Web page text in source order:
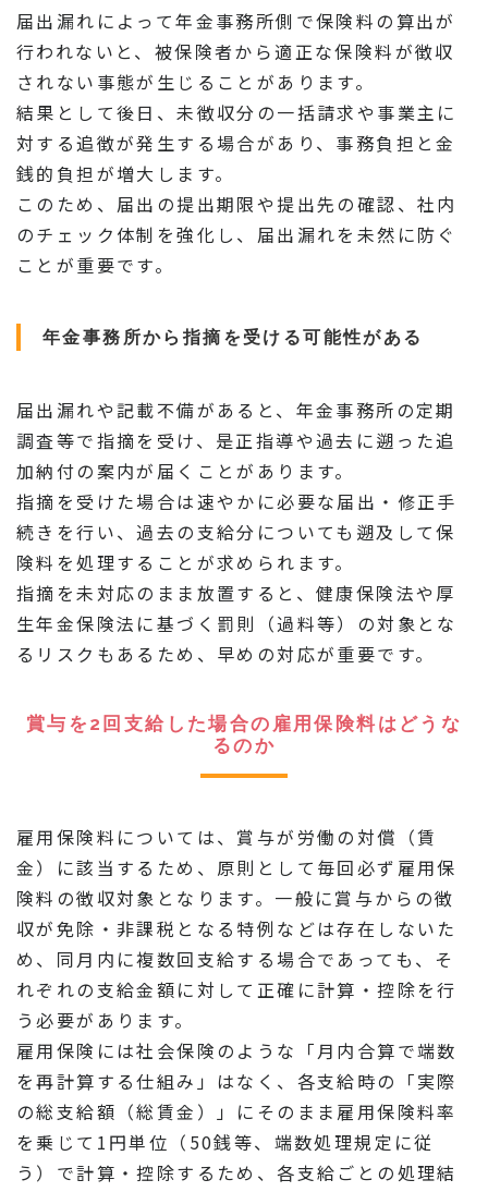
届出漏れによって年金事務所側で保険料の算出が
行われないと、被保険者から適正な保険料が徴収
されない事態が生じることがあります。
結果として後日、未徴収分の一括請求や事業主に
対する追徴が発生する場合があり、事務負担と金
銭的負担が増大します。
このため、届出の提出期限や提出先の確認、社内
のチェック体制を強化し、届出漏れを未然に防ぐ
ことが重要です。
年金事務所から指摘を受ける可能性がある
届出漏れや記載不備があると、年金事務所の定期
調査等で指摘を受け、是正指導や過去に遡った追
加納付の案内が届くことがあります。
指摘を受けた場合は速やかに必要な届出・修正手
続きを行い、過去の支給分についても遡及して保
険料を処理することが求められます。
指摘を未対応のまま放置すると、健康保険法や厚
生年金保険法に基づく罰則（過料等）の対象とな
るリスクもあるため、早めの対応が重要です。
賞与を2回支給した場合の雇用保険料はどうな
るのか
雇用保険料については、賞与が労働の対償（賃
金）に該当するため、原則として毎回必ず雇用保
険料の徴収対象となります。一般に賞与からの徴
収が免除・非課税となる特例などは存在しないた
め、同月内に複数回支給する場合であっても、そ
れぞれの支給金額に対して正確に計算・控除を行
う必要があります。
雇用保険には社会保険のような「月内合算で端数
を再計算する仕組み」はなく、各支給時の「実際
の総支給額（総賃金）」にそのまま雇用保険料率
を乗じて1円単位（50銭等、端数処理規定に従
う）で計算・控除するため、各支給ごとの処理結